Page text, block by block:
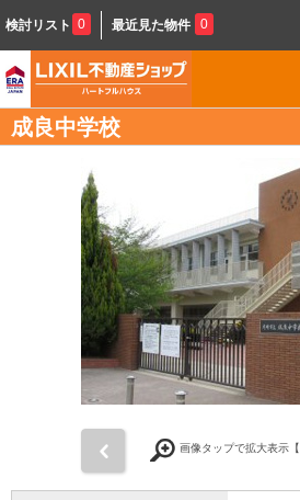
検討リスト 0 最近見た物件 0
成良中学校
画像タップで拡大表示【